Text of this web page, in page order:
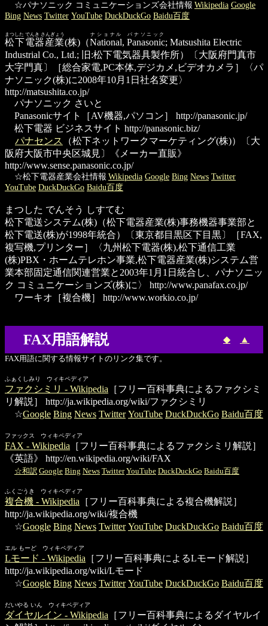
☆パナソニック コミュニケーションズ会社情報 Wikipedia Google
Bing News Twitter YouTube DuckDuckGo Baidu百度
松下電器産業
まつした でんき さんぎょう
(株) （National
ナショナル
, Panasonic
パナソニック
; Matsushita Electric
Industrial Co., Ltd.; 旧:松下電気器具製作所）〔大阪府門真市
大字門真〕［総合家電,PC本体,デジカメ,ビデオカメラ］〈パ
ナソニック(株)に2008年10月1日社名変更〉
http://matsushita.co.jp/
パナソニック さいと
Panasonicサイト
［AV機器,パソコン］
http://panasonic.jp/
松下電器 ビジネスサイト http://panasonic.biz/
パナセンス
（松下ネットワークマーケティング(株)）〔大
阪府大阪市中央区城見〕《メーカー直販》
http://www.sense.panasonic.co.jp/
☆松下電器産業会社情報 Wikipedia Google Bing News Twitter
YouTube DuckDuckGo Baidu百度
まつした でんそう しすてむ
松下電送システム(株) （松下電器産業(株)事務機器事業部と
松下電送(株)が1998年統合）〔東京都目黒区下目黒〕［FAX,
複写機,プリンター］〈九州松下電器(株),松下通信工業
(株)PBX・ホームテレホン事業,松下電器産業(株)システム営
業本部固定通信関連営業と2003年1月1日統合し、パナソニッ
ク コミュニケーションズ(株)に〉
http://www.panafax.co.jp/
ワーキオ ［複合機］ http://www.workio.co.jp/
FAX用語解説 ◆ ▲
FAX用語に関する情報サイトのリンク集です。
ふぁくしみり ウィキペディア
ファクシミリ - Wikipedia ［フリー百科事典によるファクシミ
リ解説］
http://ja.wikipedia.org/wiki/ファクシミリ
☆Google Bing News Twitter YouTube DuckDuckGo Baidu百度
ファックス ウィキペディア
FAX - Wikipedia ［フリー百科事典によるファクシミリ解説］
《英語》
http://en.wikipedia.org/wiki/FAX
☆和訳 Google Bing News Twitter YouTube DuckDuckGo Baidu百度
ふくごうき ウィキペディア
複合機 - Wikipedia ［フリー百科事典による複合機解説］
http://ja.wikipedia.org/wiki/複合機
☆Google Bing News Twitter YouTube DuckDuckGo Baidu百度
エル もーど ウィキペディア
Lモード - Wikipedia ［フリー百科事典によるLモード解説］
http://ja.wikipedia.org/wiki/Lモード
☆Google Bing News Twitter YouTube DuckDuckGo Baidu百度
だいやる いん ウィキペディア
ダイヤルイン - Wikipedia ［フリー百科事典によるダイヤルイ